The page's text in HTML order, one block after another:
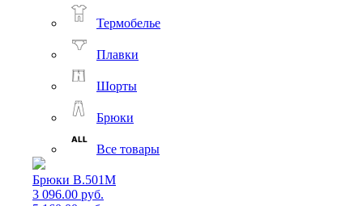
Термобелье
Плавки
Шорты
Брюки
Все товары
Брюки B.501M
3 096.00 руб.